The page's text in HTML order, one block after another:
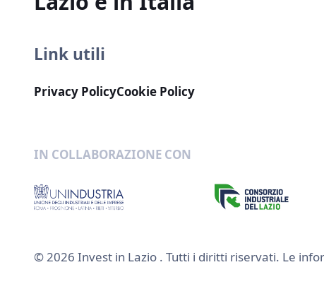
Link utili
Privacy PolicyCookie Policy
IN COLLABORAZIONE CON
© 2026 Invest in Lazio . Tutti i diritti riservati. Le